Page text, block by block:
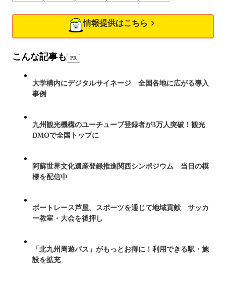
情報提供はこちら
こんな記事も PR
大学構内にデジタルサイネージ 全国各地に広がる導入
事例
九州観光機構のユーチューブ登録者が3万人突破！観光
DMOで全国トップに
阿蘇世界文化遺産登録推進関西シンポジウム 当日の模
様を配信中
ボートレース芦屋、スポーツを通じて地域貢献 サッカ
ー教室・大会を後押し
「北九州周遊パス」がもっとお得に！利用できる駅・施
設を拡充